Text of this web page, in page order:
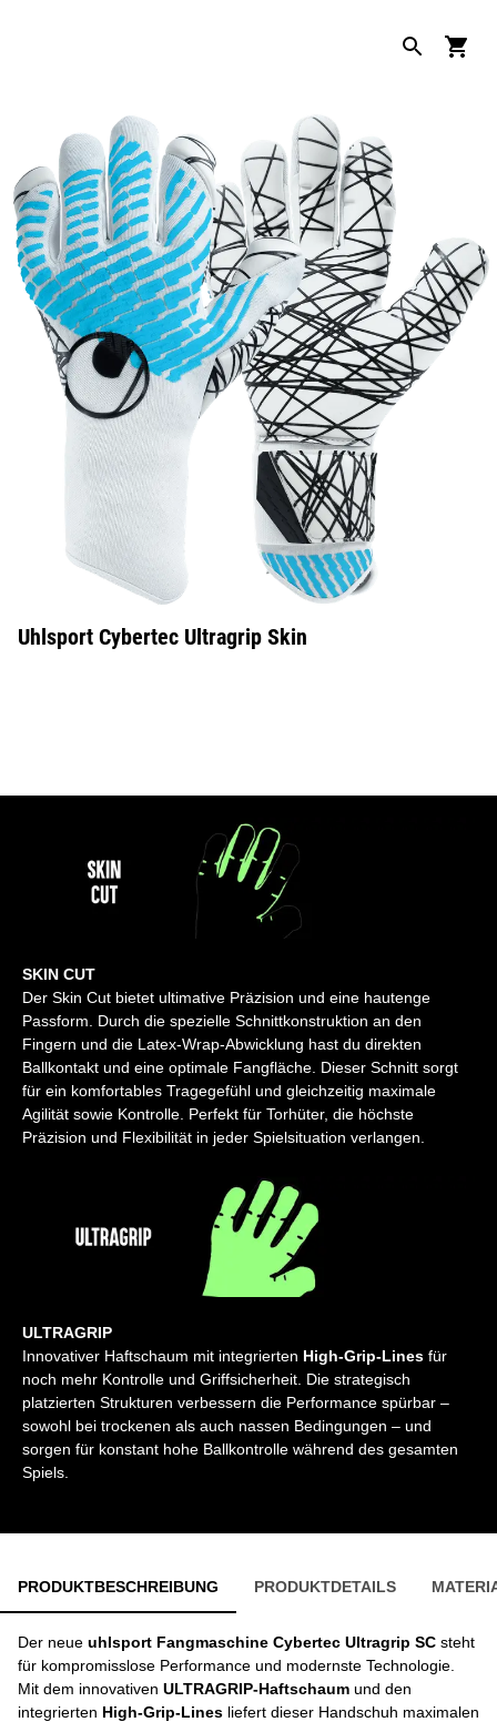
Uhlsport Cybertec Ultragrip Skin
SKIN CUT
Der Skin Cut bietet ultimative Präzision und eine hautenge
Passform. Durch die spezielle Schnittkonstruktion an den
Fingern und die Latex-Wrap-Abwicklung hast du direkten
Ballkontakt und eine optimale Fangfläche. Dieser Schnitt sorgt
für ein komfortables Tragegefühl und gleichzeitig maximale
Agilität sowie Kontrolle. Perfekt für Torhüter, die höchste
Präzision und Flexibilität in jeder Spielsituation verlangen.
ULTRAGRIP
Innovativer Haftschaum mit integrierten High-Grip-Lines für
noch mehr Kontrolle und Griffsicherheit. Die strategisch
platzierten Strukturen verbessern die Performance spürbar –
sowohl bei trockenen als auch nassen Bedingungen – und
sorgen für konstant hohe Ballkontrolle während des gesamten
Spiels.
PRODUKTBESCHREIBUNG PRODUKTDETAILS
Der neue uhlsport Fangmaschine Cybertec Ultragrip SC steht
für kompromisslose Performance und modernste Technologie.
Mit dem innovativen ULTRAGRIP-Haftschaum und den
integrierten High-Grip-Lines liefert dieser Handschuh maximalen